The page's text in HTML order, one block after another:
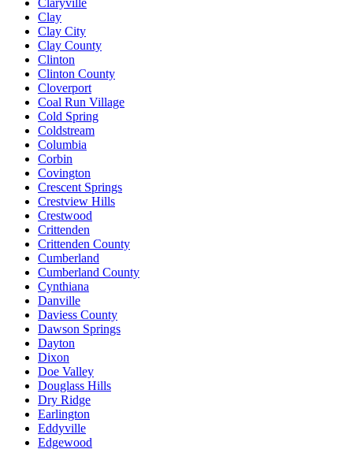
Clay
Clay City
Clay County
Clinton
Clinton County
Cloverport
Coal Run Village
Cold Spring
Coldstream
Columbia
Corbin
Covington
Crescent Springs
Crestview Hills
Crestwood
Crittenden
Crittenden County
Cumberland
Cumberland County
Cynthiana
Danville
Daviess County
Dawson Springs
Dayton
Dixon
Doe Valley
Douglass Hills
Dry Ridge
Earlington
Eddyville
Edgewood